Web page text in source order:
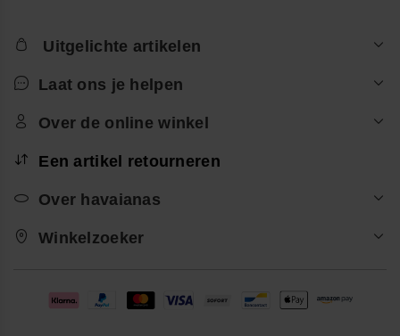
Uitgelichte artikelen
Laat ons je helpen
Over de online winkel
Een artikel retourneren
Over havaianas
Winkelzoeker